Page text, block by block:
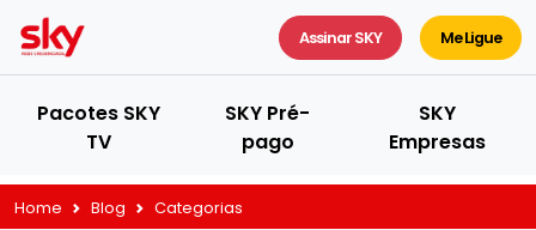
Assinar SKY Me Ligue
Pacotes SKY
TV
SKY Pré-
pago
SKY
Empresas
Home Blog Categorias